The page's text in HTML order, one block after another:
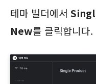
테마 빌더에서
New를 클릭합니다.